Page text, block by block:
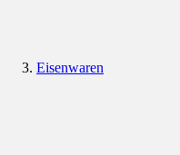
Eisenwaren